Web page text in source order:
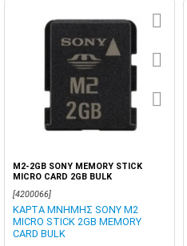
M2-2GB SONY MEMORY STICK
MICRO CARD 2GB BULK
[4200066]
ΚΑΡΤΑ ΜΝΗΜΗΣ SONY M2
MICRO STICK 2GB MEMORY
CARD BULK